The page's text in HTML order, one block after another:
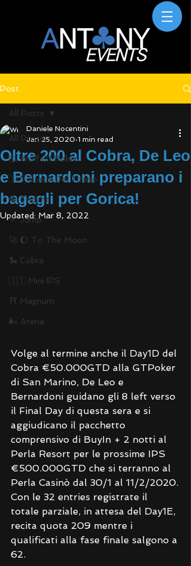
Post
All Posts
🐺 Wolf Of Poker
🇸🇲 Giochi Del Titano
🔱 Trident
🏃 Jump
🚀 🌔 To The Moon
🐍 Cobra
🇮🇹 Mini IPS
⛩ Magnum
🌬 Atena
All Posts
Oltre 200 al Cobra, De Leo
e Bernardoni preparano i
bagagli per Gorica!
Daniele Nocentini
Jan 25, 2020 1 min read
Updated: Mar 8, 2022
Volge al termine anche il Day1D del
Cobra €50.000GTD alla GTPoker
di San Marino, De Leo e
Bernardoni guidano gli 8 left verso
il Final Day di questa sera e si
aggiudicano il pacchetto
comprensivo di BuyIn + 2 notti al
Perla Resort per le prossime IPS
€500.000GTD che si terranno al
Perla Casinò dal 30/1 al 11/2/2020.
Con le 32 entries registrate il
totale parziale, in attesa del Day1E,
recita quota 209 mentre i
qualificati alla fase finale salgono a
62.